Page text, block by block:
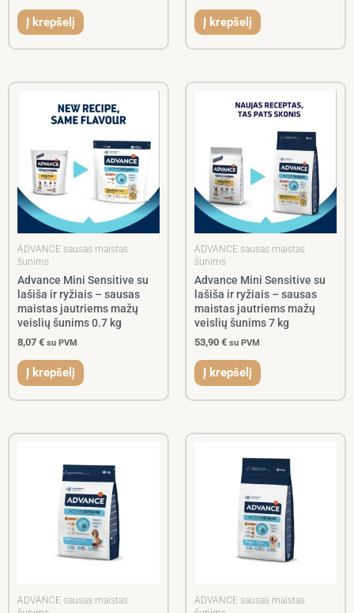
Į krepšelį Į krepšelį
ADVANCE sausas maistas
šunims
Advance Mini Sensitive su
lašiša ir ryžiais – sausas
maistas jautriems mažų
veislių šunims 0.7 kg
8,07 € su PVM
Į krepšelį
ADVANCE sausas maistas
šunims
Advance Mini Sensitive su
lašiša ir ryžiais – sausas
maistas jautriems mažų
veislių šunims 7 kg
53,90 € su PVM
Į krepšelį
ADVANCE sausas maistas
ADVANCE sausas maistas